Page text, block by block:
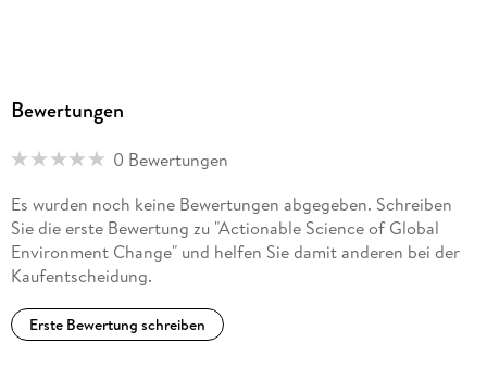
Bewertungen
0 Bewertungen
Es wurden noch keine Bewertungen abgegeben. Schreiben
Sie die erste Bewertung zu "Actionable Science of Global
Environment Change" und helfen Sie damit anderen bei der
Kaufentscheidung.
Erste Bewertung schreiben